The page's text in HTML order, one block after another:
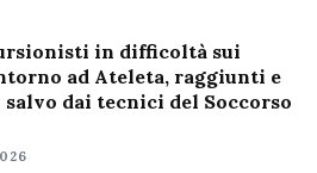
in difficoltà sui
ad Ateleta, raggiunti e
dai tecnici del Soccorso